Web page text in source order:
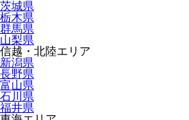
茨城県
栃木県
群馬県
山梨県
信越・北陸エリア
新潟県
長野県
富山県
石川県
福井県